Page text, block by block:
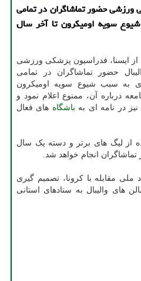
حضور تماشاگران در تمامی
سویه اومیکرون تا آخر سال
ایسنا، فدراسیون پزشکی ورزشی
حضور تماشاگران در تمامی
به سبب شیوع سویه اومیکرون
درباره آن، ممنوع اعلام نمود و
در نامه ای به باشگاه های فعال
از لیگ های برتر و دسته یک سال
مقابله با کرونا، تصمیم گیری
های والیبال به ستادهای استانی